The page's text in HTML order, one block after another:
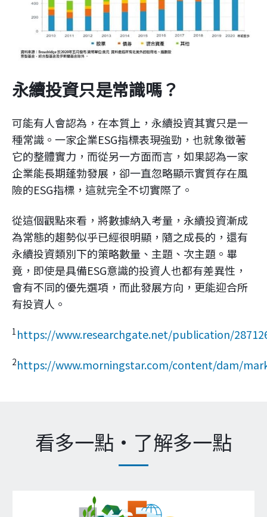
永續投資只是常識嗎？
可能有人會認為，在本質上，永續投資其實只是一
種常識。一家企業ESG指標表現強勁，也就象徵著
它的整體實力，而從另一方面而言，如果認為一家
企業能長期蓬勃發展，卻一直忽略顯示實質存在風
險的ESG指標，這就完全不切實際了。
從這個觀點來看，將數據納入考量，永續投資漸成
為常態的趨勢似乎已經很明顯，隨之成長的，還有
永續投資類別下的策略數量、主題、次主題。畢
竟，即使是具備ESG意識的投資人也都有差異性，
會有不同的優先選項，而此發展方向，更能迎合所
有投資人。
1 https://www.researchgate.net/publication/
2https://www.morningstar.com/content/dam/
看多一點‧了解多一點